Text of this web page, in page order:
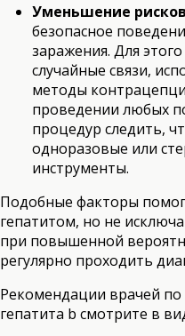
Уменьшение рисков
безопасное
заражения. Для
случайные связи,
методы
проведении любых
процедур следить,
одноразовые или
инструменты.
Подобные факторы
гепатитом, но не
при повышенной
регулярно проходить
Рекомендации врачей
гепатита b смотрите в